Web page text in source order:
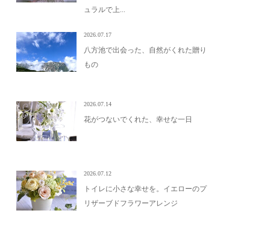
ュラルで上...
2026.07.17
八方池で出会った、自然がくれた贈り
もの
2026.07.14
花がつないでくれた、幸せな一日
2026.07.12
トイレに小さな幸せを。イエローのプ
リザーブドフラワーアレンジ